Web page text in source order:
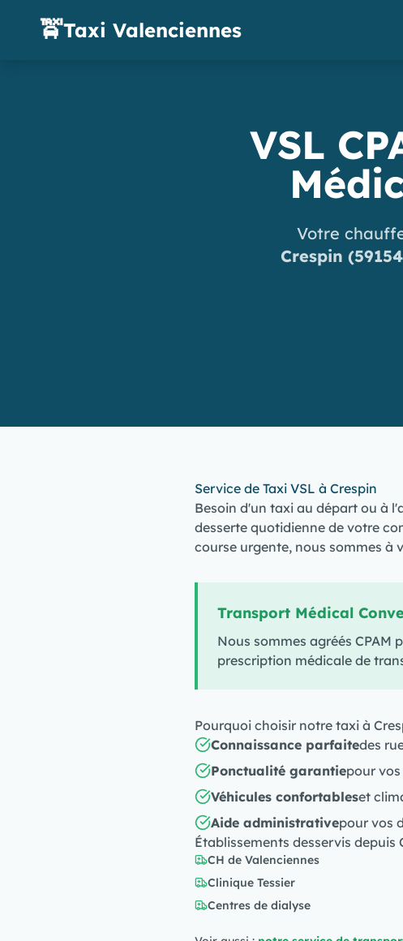
🚖Taxi Valenciennes
VSL
Votre
Crespin
Service de Taxi VSL à Crespin
Besoin d'un taxi au départ ou à
desserte quotidienne de votre
course urgente, nous sommes à
Transport Médical
Nous sommes agréés CPAM
prescription médicale de
Pourquoi choisir notre taxi à
Connaissance parfaitedes
Ponctualité garantiepour
Véhicules confortableset
Aide administrativepour vos
Établissements desservis depuis
CH de Valenciennes
Clinique Tessier
Centres de dialyse